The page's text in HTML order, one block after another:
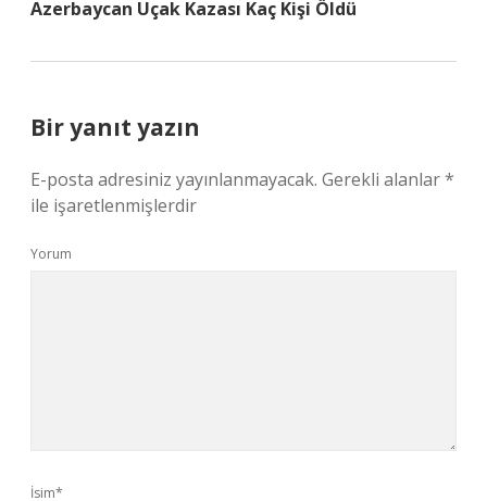
Azerbaycan Uçak Kazası Kaç Kişi Öldü
Bir yanıt yazın
E-posta adresiniz yayınlanmayacak. Gerekli alanlar*
ile işaretlenmişlerdir
Yorum
İsim*